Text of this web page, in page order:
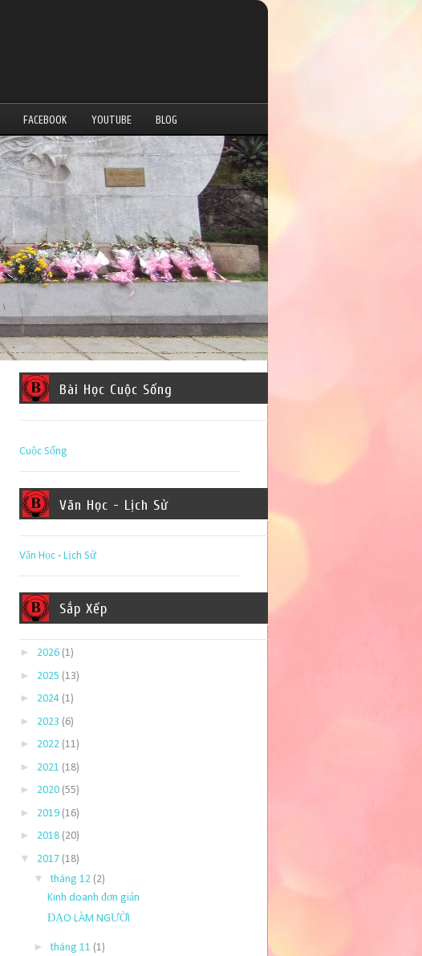
FACEBOOK YOUTUBE BLOG
Bài Học Cuộc Sống
Cuộc Sống
Văn Học - Lịch Sử
Văn Học - Lịch Sử
Sắp Xếp
► 2026 (1)
► 2025 (13)
► 2024 (1)
► 2023 (6)
► 2022 (11)
► 2021 (18)
► 2020 (55)
► 2019 (16)
► 2018 (20)
▼ 2017 (18)
▼ tháng 12 (2)
Kinh doanh đơn giản
ĐẠO LÀM NGƯỜI
►tháng 11 (1)